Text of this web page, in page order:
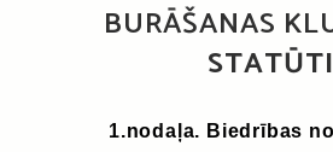
BURĀŠANAS
STATŪTI
1.nodaļa. Biedrības